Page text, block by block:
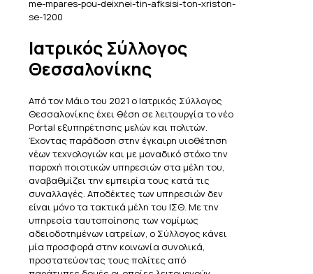
Ιατρικός Σύλλογος
Θεσσαλονίκης
Από τον Μάιο του 2021 ο Ιατρικός Σύλλογος
Θεσσαλονίκης έχει θέση σε λειτουργία το νέο
Portal εξυπηρέτησης μελών και πολιτών.
Έχοντας παράδοση στην έγκαιρη υιοθέτηση
νέων τεχνολογιών και με μοναδικό στόχο την
παροχή ποιοτικών υπηρεσιών στα μέλη του,
αναβαθμίζει την εμπειρία τους κατά τις
συναλλαγές. Αποδέκτες των υπηρεσιών δεν
είναι μόνο τα τακτικά μέλη του ΙΣΘ. Με την
υπηρεσία ταυτοποίησης των νομίμως
αδειοδοτημένων ιατρείων, ο Σύλλογος κάνει
μία προσφορά στην κοινωνία συνολικά,
προστατεύοντας τους πολίτες από